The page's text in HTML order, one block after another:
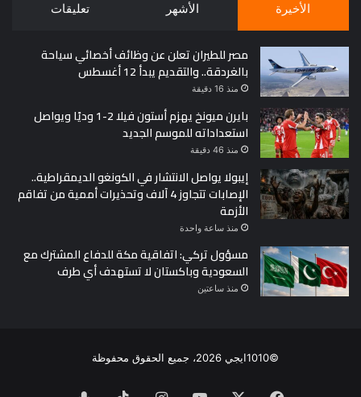
الأخيرة الأشهر تعليقات
مصر للطيران تعلن عن وظائف أخصائي سياحة
بالغردقة.. والتقديم يبدأ 12 أغسطس
منذ 16 دقيقة
بايرن ميونخ يهزم أستون فيلا 2-1 وديًا ويواصل
استعداداته للموسم الجديد
منذ 46 دقيقة
إيبولا يواصل الانتشار في الكونغو الديمقراطية..
الإصابات تتجاوز 4 آلاف وتحذيرات أممية من تفاقم
الأزمة
منذ ساعة واحدة
مسؤول تركي: اتفاقية مكة للدفاع المشترك مع
السعودية وباكستان لا تستهدف أي طرف
منذ ساعتين
©1010ايجي 2026، جميع الحقوق محفوظة